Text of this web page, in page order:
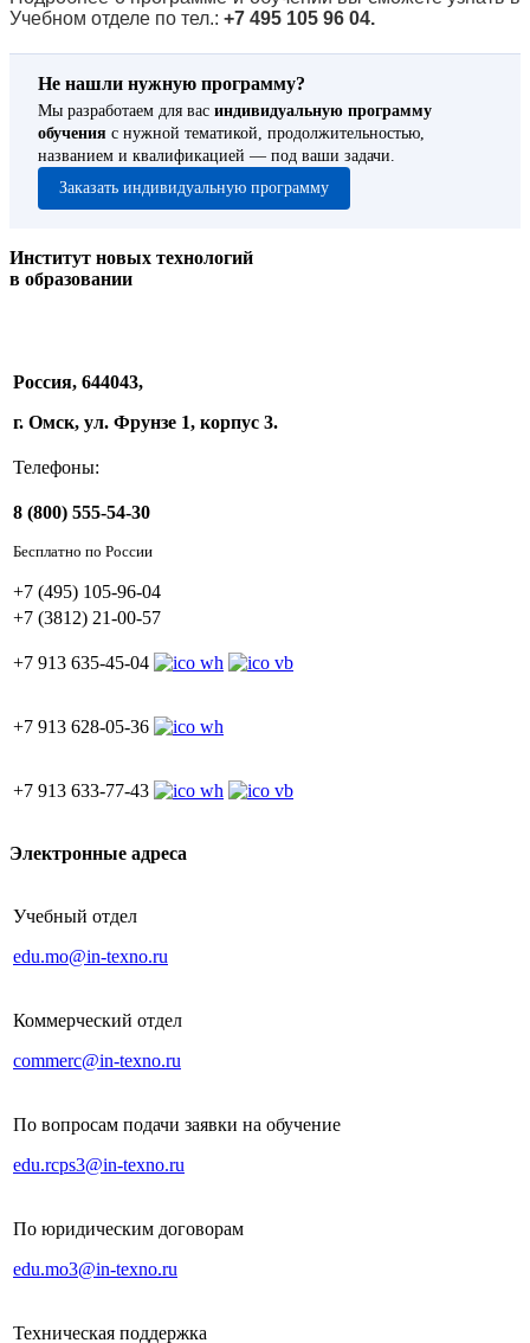
Учебном отделе по тел.: +7 495 105 96 04.
Не нашли нужную программу?
Мы разработаем для вас индивидуальную программу
обучения с нужной тематикой, продолжительностью,
названием и квалификацией — под ваши задачи.
Заказать индивидуальную программу
Институт новых технологий
в образовании
Россия, 644043,
г. Омск, ул. Фрунзе 1, корпус 3.
Телефоны:
8 (800) 555-54-30
Бесплатно по России
+7 (495) 105-96-04
+7 (3812) 21-00-57
+7 913 635-45-04
+7 913 628-05-36
+7 913 633-77-43
Электронные адреса
Учебный отдел
edu.mo@in-texno.ru
Коммерческий отдел
commerc@in-texno.ru
По вопросам подачи заявки на обучение
edu.rcps3@in-texno.ru
По юридическим договорам
edu.mo3@in-texno.ru
Техническая поддержка